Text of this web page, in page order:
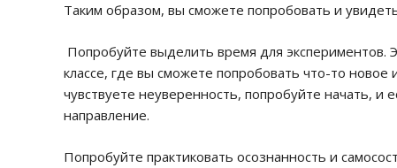
Таким образом, вы сможете попробовать и
Попробуйте выделить время для экспериментов.
классе, где вы сможете попробовать что-то
чувствуете неуверенность, попробуйте начать, и
направление.
Попробуйте практиковать осознанность и